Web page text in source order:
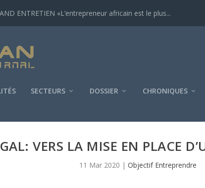
ENTRETIEN «L’entrepreneur africain est le plus...
SECTEURS DOSSIER CHRONIQUES
VERS LA MISE EN PLACE
11 Mar 2020 |Objectif Entreprendre